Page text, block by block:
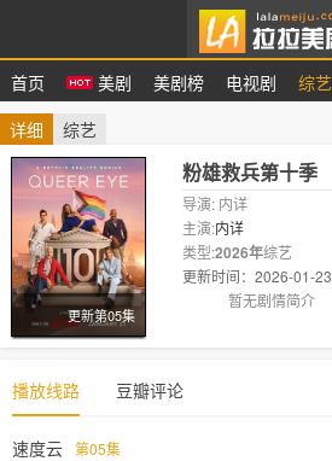
首页 美剧 美剧榜 电视剧 综艺
详细 综艺
更新第05集
粉雄救兵第十季
导演: 内详
主演:内详
类型:2026年综艺
更新时间：2026-01-
暂无剧情简介
播放线路 豆瓣评论
速度云 第05集